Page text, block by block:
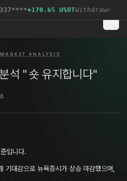
+170.65 USDTWithdrawn ·
MARKET ANALYSIS
석 " 숏 유지합니다"
입니다.
기대감으로 뉴욕증시가 상승 마감했으며,